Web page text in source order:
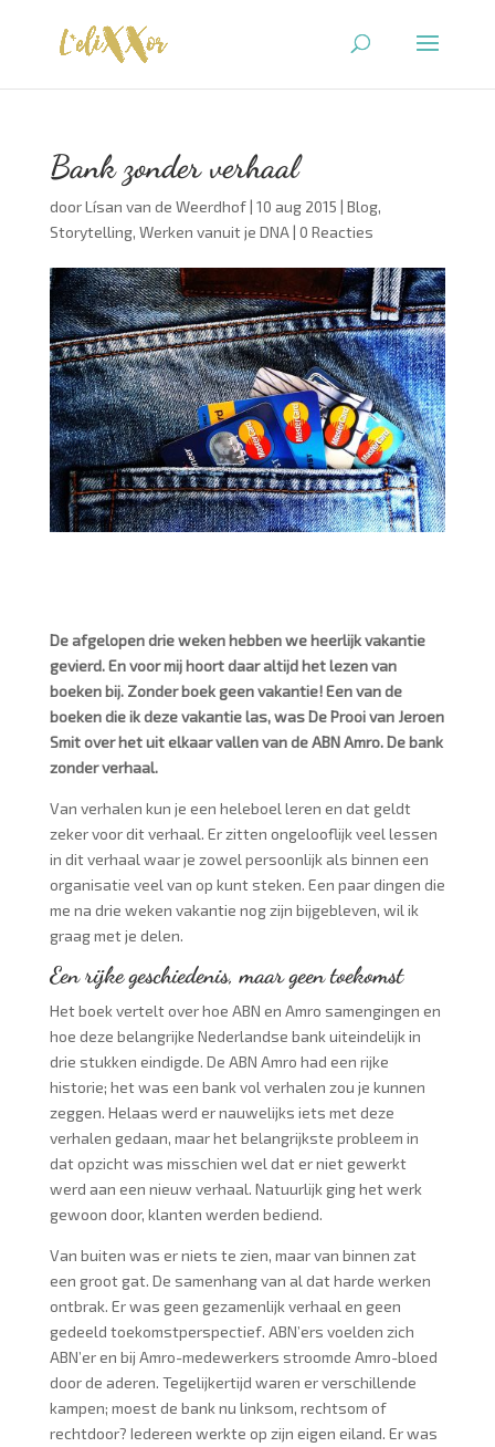
Bank zonder verhaal
doorLísan van de Weerdhof| 10 aug 2015 | Blog,
Storytelling, Werken vanuit je DNA| 0 Reacties
De afgelopen drie weken hebben we heerlijk vakantie
gevierd. En voor mij hoort daar altijd het lezen van
boeken bij. Zonder boek geen vakantie! Een van de
boeken die ik deze vakantie las, was De Prooi van Jeroen
Smit over het uit elkaar vallen van de ABN Amro. De bank
zonder verhaal.
Van verhalen kun je een heleboel leren en dat geldt
zeker voor dit verhaal. Er zitten ongelooflijk veel lessen
in dit verhaal waar je zowel persoonlijk als binnen een
organisatie veel van op kunt steken. Een paar dingen die
me na drie weken vakantie nog zijn bijgebleven, wil ik
graag met je delen.
Een rijke geschiedenis, maar geen toekomst
Het boek vertelt over hoe ABN en Amro samengingen en
hoe deze belangrijke Nederlandse bank uiteindelijk in
drie stukken eindigde. De ABN Amro had een rijke
historie; het was een bank vol verhalen zou je kunnen
zeggen. Helaas werd er nauwelijks iets met deze
verhalen gedaan, maar het belangrijkste probleem in
dat opzicht was misschien wel dat er niet gewerkt
werd aan een nieuw verhaal. Natuurlijk ging het werk
gewoon door, klanten werden bediend.
Van buiten was er niets te zien, maar van binnen zat
een groot gat. De samenhang van al dat harde werken
ontbrak. Er was geen gezamenlijk verhaal en geen
gedeeld toekomstperspectief. ABN’ers voelden zich
ABN’er en bij Amro-medewerkers stroomde Amro-bloed
door de aderen. Tegelijkertijd waren er verschillende
kampen; moest de bank nu linksom, rechtsom of
rechtdoor? Iedereen werkte op zijn eigen eiland. Er was